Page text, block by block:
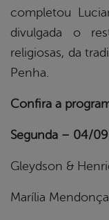
completou
divulgada o
religiosas, da
Penha.
Confira a
Segunda – 04/09
Gleydson &
Marília Mendonça